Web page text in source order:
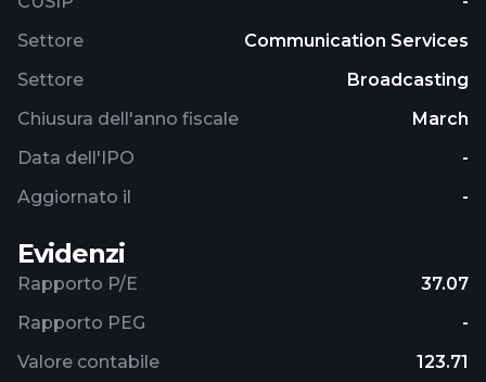
distributes movies through Zee Studios and Zee
Plex; publishes music through Zee Music CO;
agent for other satellite television channels; and
sells media content, which include programs/film
formerly known as Zee Telefilms Limited and
changed its name to Zee Entertainment
Entertainment Enterprises Limited was
incorporated in 1982 and is based in Mumbai, India.
Settore
Communication Services
Settore
Broadcasting
Chiusura dell'anno fiscale
March
Data dell'IPO
-
Aggiornato il
-
Evidenzi
Rapporto P/E
37.07
Rapporto PEG
-
Valore contabile
123.71